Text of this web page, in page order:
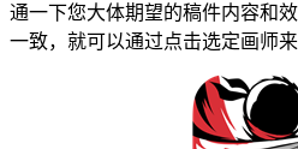
通一下您大体期望的稿件内容和
一致，就可以通过点击选定画师